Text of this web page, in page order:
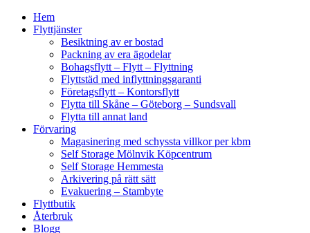
Hem
Flyttjänster
Besiktning av er bostad
Packning av era ägodelar
Bohagsflytt – Flytt – Flyttning
Flyttstäd med inflyttningsgaranti
Företagsflytt – Kontorsflytt
Flytta till Skåne – Göteborg – Sundsvall
Flytta till annat land
Förvaring
Magasinering med schyssta villkor per kbm
Self Storage Mölnvik Köpcentrum
Self Storage Hemmesta
Arkivering på rätt sätt
Evakuering – Stambyte
Flyttbutik
Återbruk
Blogg